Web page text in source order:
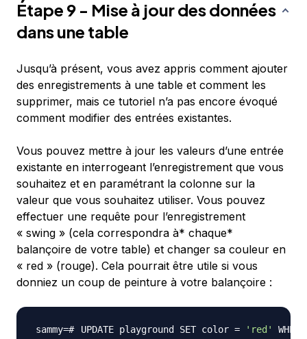
Étape 9 - Mise à jour des données
dans une table
Jusqu’à présent, vous avez appris comment ajouter
des enregistrements à une table et comment les
supprimer, mais ce tutoriel n’a pas encore évoqué
comment modifier des entrées existantes.
Vous pouvez mettre à jour les valeurs d’une entrée
existante en interrogeant l’enregistrement que vous
souhaitez et en paramétrant la colonne sur la
valeur que vous souhaitez utiliser. Vous pouvez
effectuer une requête pour l’enregistrement
« swing » (cela correspondra à* chaque*
balançoire de votre table) et changer sa couleur en
« red » (rouge). Cela pourrait être utile si vous
donniez un coup de peinture à votre balançoire :
UPDATE playground SET color = 'red'